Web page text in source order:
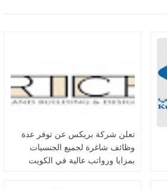
تعلن شركة بريكس عن توفر عدة
وظائف شاغرة لجميع الجنسيات
بمزايا ورواتب عالية في الكويت